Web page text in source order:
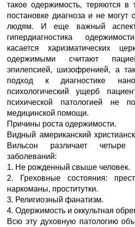
такое одержимость, теряются в
постановке диагноза и не могут
людям. И еще важный
гипердиагностика
касается харизматических
одержимыми считают
эпилепсией, шизофренией, а
подход к диагностике
психологический ущерб
психической патологией не
медицинской помощи.
Причины роста одержимости.
Видный американский
Вильсон различает
заболеваний:
1. Не рожденный свыше человек.
2. Греховные состояния:
наркоманы, проститутки.
3. Религиозный фанатизм.
4. Одержимость и оккультная
Всю эту духовную патологию